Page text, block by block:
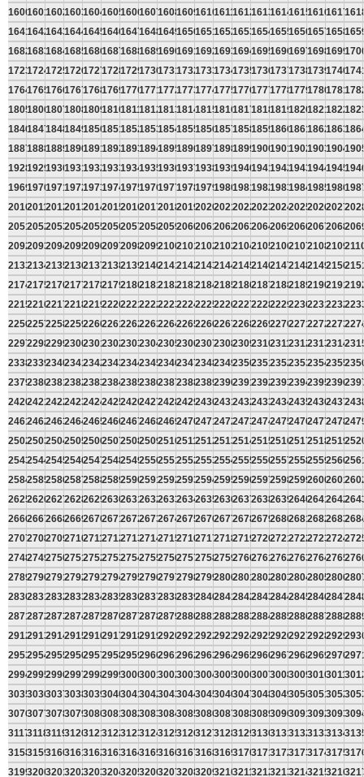
160016011602160316041605160616071608160916101611161216131614161516161617
164116421643164416451646164716481649165016511652165316541655165616571658
168216831684168516861687168816891690169116921693169416951696169716981699
172317241725172617271728172917301731173217331734173517361737173817391740
176417651766176717681769177017711772177317741775177617771778177917801781
180518061807180818091810181118121813181418151816181718181819182018211822
184618471848184918501851185218531854185518561857185818591860186118621863
188718881889189018911892189318941895189618971898189919001901190219031904
192819291930193119321933193419351936193719381939194019411942194319441945
196919701971197219731974197519761977197819791980198119821983198419851986
201020112012201320142015201620172018201920202021202220232024202520262027
205120522053205420552056205720582059206020612062206320642065206620672068
209220932094209520962097209820992100210121022103210421052106210721082109
213321342135213621372138213921402141214221432144214521462147214821492150
217421752176217721782179218021812182218321842185218621872188218921902191
221522162217221822192220222122222223222422252226222722282229223022312232
225622572258225922602261226222632264226522662267226822692270227122722273
229722982299230023012302230323042305230623072308230923102311231223132314
233823392340234123422343234423452346234723482349235023512352235323542355
237923802381238223832384238523862387238823892390239123922393239423952396
242024212422242324242425242624272428242924302431243224332434243524362437
246124622463246424652466246724682469247024712472247324742475247624772478
250225032504250525062507250825092510251125122513251425152516251725182519
254325442545254625472548254925502551255225532554255525562557255825592560
258425852586258725882589259025912592259325942595259625972598259926002601
262526262627262826292630263126322633263426352636263726382639264026412642
266626672668266926702671267226732674267526762677267826792680268126822683
270727082709271027112712271327142715271627172718271927202721272227232724
274827492750275127522753275427552756275727582759276027612762276327642765
278927902791279227932794279527962797279827992800280128022803280428052806
283028312832283328342835283628372838283928402841284228432844284528462847
287128722873287428752876287728782879288028812882288328842885288628872888
291229132914291529162917291829192920292129222923292429252926292729282929
295329542955295629572958295929602961296229632964296529662967296829692970
299429952996299729982999300030013002300330043005300630073008300930103011
303530363037303830393040304130423043304430453046304730483049305030513052
307630773078307930803081308230833084308530863087308830893090309130923093
311731183119312031213122312331243125312631273128312931303131313231333134
315831593160316131623163316431653166316731683169317031713172317331743175
319932003201320232033204320532063207320832093210321132123213321432153216